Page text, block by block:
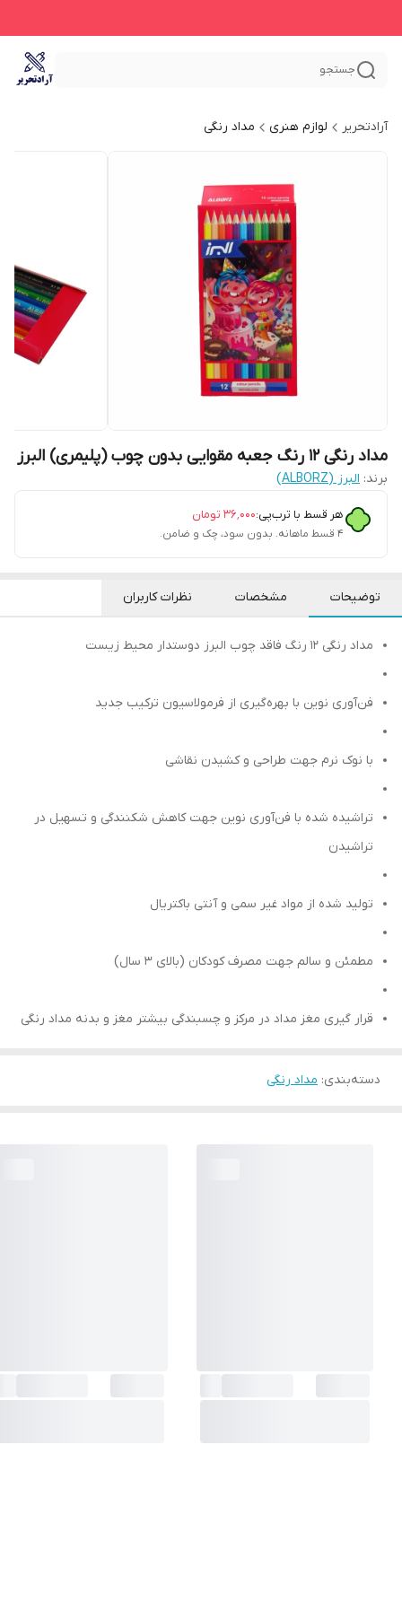
جستجو
آرادتحریر لوازم هنری مداد رنگی
مداد رنگی 12 رنگ جعبه مقوایی بدون چوب (پلیمری) البرز
برند: البرز (ALBORZ)
هر قسط با ترب‌پی:۳۶٬۰۰۰ تومان
۴ قسط ماهانه. بدون سود، چک و ضامن.
توضیحات مشخصات نظرات کاربران
مداد رنگی 12 رنگ فاقد چوب البرز دوستدار محیط زیست
فن‌آوری نوین با بهره‌گیری از فرمولاسیون ترکیب جدید
با نوک نرم جهت طراحی و کشیدن نقاشی
تراشیده شده با فن‌آوری نوین جهت کاهش شکنندگی و تسهیل در
تراشیدن
تولید شده از مواد غیر سمی و آنتی باکتریال
مطمئن و سالم جهت مصرف کودکان (بالای 3 سال)
قرار گیری مغز مداد در مرکز و چسبندگی بیشتر مغز و بدنه مداد رنگی
دسته‌بندی: مداد رنگی